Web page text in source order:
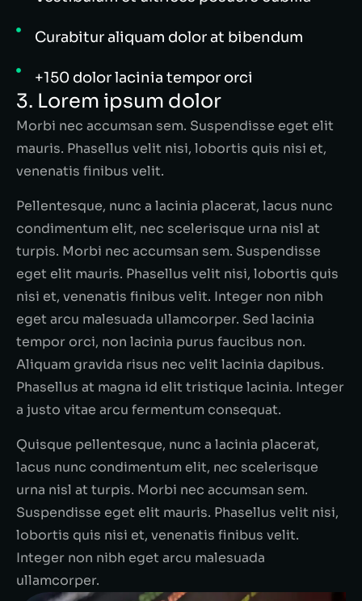
Curabitur aliquam dolor at bibendum
+150 dolor lacinia tempor orci
3. Lorem ipsum dolor
Morbi nec accumsan sem. Suspendisse eget elit
mauris. Phasellus velit nisi, lobortis quis nisi et,
venenatis finibus velit.
Pellentesque, nunc a lacinia placerat, lacus nunc
condimentum elit, nec scelerisque urna nisl at
turpis. Morbi nec accumsan sem. Suspendisse
eget elit mauris. Phasellus velit nisi, lobortis quis
nisi et, venenatis finibus velit. Integer non nibh
eget arcu malesuada ullamcorper. Sed lacinia
tempor orci, non lacinia purus faucibus non.
Aliquam gravida risus nec velit lacinia dapibus.
Phasellus at magna id elit tristique lacinia. Integer
a justo vitae arcu fermentum consequat.
Quisque pellentesque, nunc a lacinia placerat,
lacus nunc condimentum elit, nec scelerisque
urna nisl at turpis. Morbi nec accumsan sem.
Suspendisse eget elit mauris. Phasellus velit nisi,
lobortis quis nisi et, venenatis finibus velit.
Integer non nibh eget arcu malesuada
ullamcorper.